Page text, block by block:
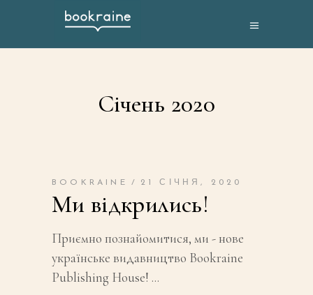
Січень 2020
BOOKRAINE 21 СІЧНЯ, 2020
Ми відкрились!
Приємно познайомитися, ми - нове
українське видавництво Bookraine
Publishing House!